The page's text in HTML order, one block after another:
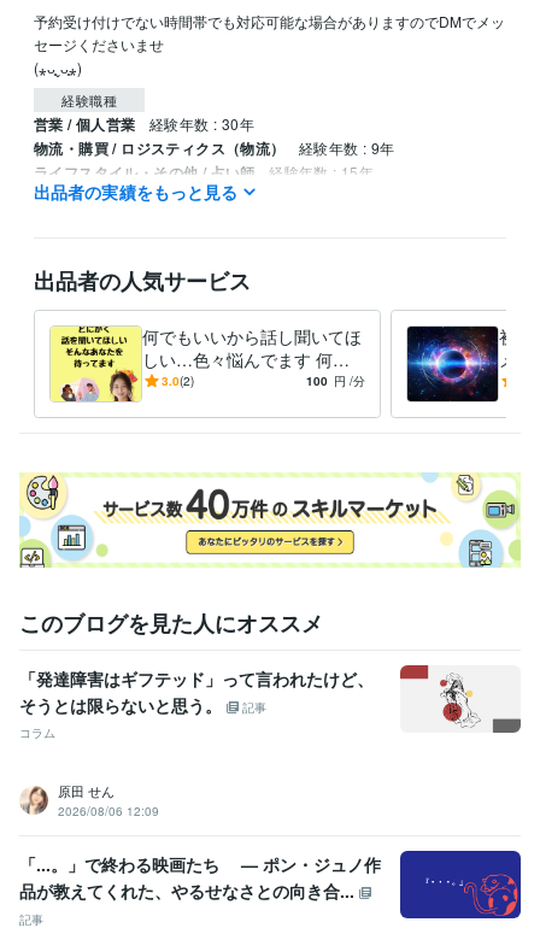
予約受け付けでない時間帯でも対応可能な場合がありますのでDMでメッ
セージくださいませ
(⁎ᴗ͈ˬᴗ͈⁎)
経験職種
営業 / 個人営業 経験年数 : 30年
物流・購買 / ロジスティクス（物流） 経験年数 : 9年
ライフスタイル・その他 / 占い師 経験年数 : 15年
ライフスタイル・その他 / カウンセラー・コーチ
出品者の実績をもっと見る
出品者の人気サービス
何でもいいから話し聞いてほ
しい…色々悩んでます 何日
も誰とも話してない…寂しい
3.0(2) 100 円 /分
初回
メイ
当に
んか
このブログを見た人にオススメ
「発達障害はギフテッド」って言われたけど、
そうとは限らないと思う。
記事
コラム
原田 せん
2026/08/06 12:09
「...。」で終わる映画たち — ポン・ジュノ作
品が教えてくれた、やるせなさとの向き合...
記事